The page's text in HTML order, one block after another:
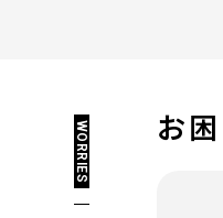
お
WORRIES